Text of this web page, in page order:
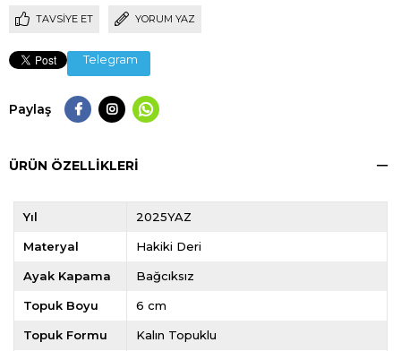
TAVSIYE ET YORUM YAZ
Telegram
Paylaş
ÜRÜN ÖZELLIKLERI
Yıl 2025YAZ
Materyal Hakiki Deri
Ayak Kapama Bağcıksız
Topuk Boyu 6 cm
Topuk Formu Kalın Topuklu